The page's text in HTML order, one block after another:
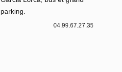
parking.
04.99.67.27.35